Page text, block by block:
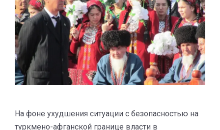
На фоне ухудшения ситуации с безопасностью на
туркмено-афганской границе власти в